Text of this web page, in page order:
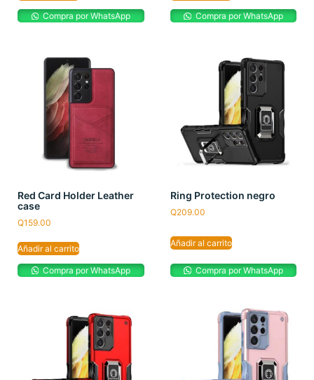
Compra por WhatsApp Compra por WhatsApp
Red Card Holder Leather
case
Q159.00
Añadir al carrito
Compra por WhatsApp
Ring Protection negro
Q209.00
Añadir al carrito
Compra por WhatsApp